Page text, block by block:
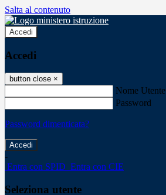
Salta al contenuto
Accedi
Accedi
button close ×
Nome Utente
Password
Password dimenticata?
-
Entra con SPID Entra con CIE
Seleziona utente